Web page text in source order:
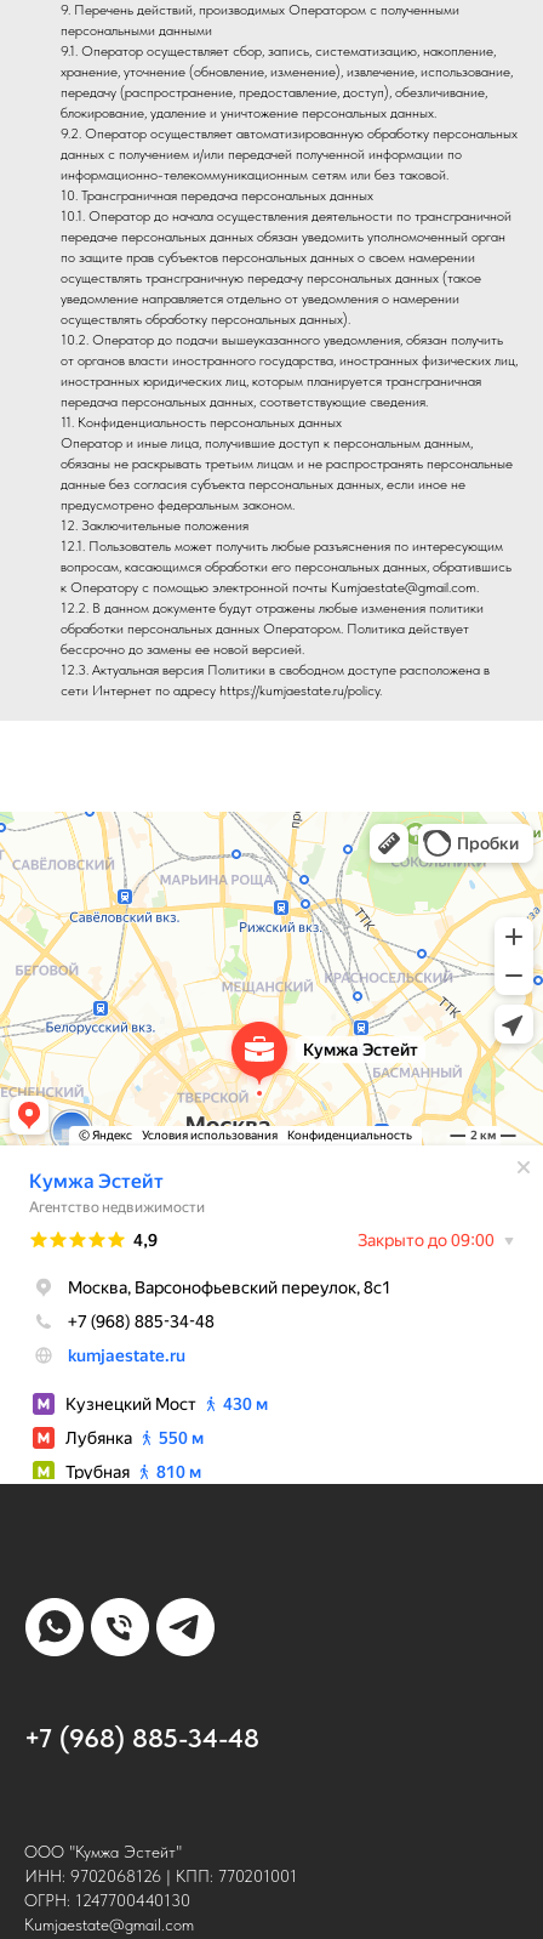
9. Перечень действий, производимых Оператором с полученными
персональными данными
9.1. Оператор осуществляет сбор, запись, систематизацию, накопление,
хранение, уточнение (обновление, изменение), извлечение, использование,
передачу (распространение, предоставление, доступ), обезличивание,
блокирование, удаление и уничтожение персональных данных.
9.2. Оператор осуществляет автоматизированную обработку персональных
данных с получением и/или передачей полученной информации по
информационно-телекоммуникационным сетям или без таковой.
10. Трансграничная передача персональных данных
10.1. Оператор до начала осуществления деятельности по трансграничной
передаче персональных данных обязан уведомить уполномоченный орган
по защите прав субъектов персональных данных о своем намерении
осуществлять трансграничную передачу персональных данных (такое
уведомление направляется отдельно от уведомления о намерении
осуществлять обработку персональных данных).
10.2. Оператор до подачи вышеуказанного уведомления, обязан получить
от органов власти иностранного государства, иностранных физических лиц,
иностранных юридических лиц, которым планируется трансграничная
передача персональных данных, соответствующие сведения.
11. Конфиденциальность персональных данных
Оператор и иные лица, получившие доступ к персональным данным,
обязаны не раскрывать третьим лицам и не распространять персональные
данные без согласия субъекта персональных данных, если иное не
предусмотрено федеральным законом.
12. Заключительные положения
12.1. Пользователь может получить любые разъяснения по интересующим
вопросам, касающимся обработки его персональных данных, обратившись
к Оператору с помощью электронной почты Kumjaestate@gmail.com.
12.2. В данном документе будут отражены любые изменения политики
обработки персональных данных Оператором. Политика действует
бессрочно до замены ее новой версией.
12.3. Актуальная версия Политики в свободном доступе расположена в
сети Интернет по адресу https://kumjaestate.ru/policy.
+7 (968) 885-34-48
ООО "Кумжа Эстейт"
ИНН: 9702068126 | КПП: 770201001
ОГРН: 1247700440130
Kumjaestate@gmail.com